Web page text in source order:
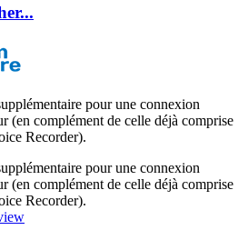
pour une connexion
(en complément de celle déjà comprise
Recorder).
pour une connexion
(en complément de celle déjà comprise
Recorder).